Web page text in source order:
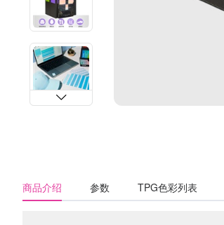
商品介绍 参数 TPG色彩列表